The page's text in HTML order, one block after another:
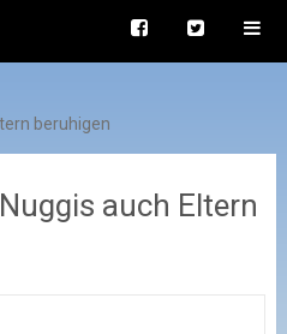
beruhigen
auch Eltern